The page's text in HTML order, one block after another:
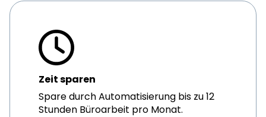
Zeit sparen
Spare durch Automatisierung bis zu 12
Stunden Büroarbeit pro Monat.